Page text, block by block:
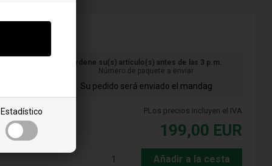
Estadístico
Ordene su(s) artículo(s) antes de las 3 p.m.
Número de paquete a enviar
Su pedido será enviado el mandag
PLos precios incluyen el IVA
199,00 EUR
Añadir a la cesta